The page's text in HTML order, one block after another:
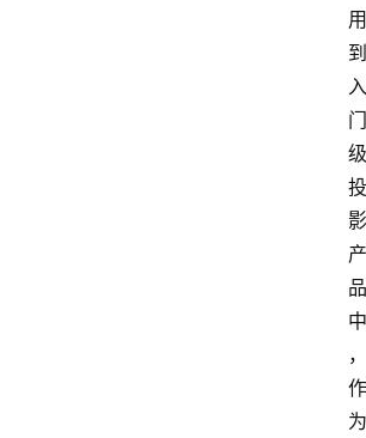
用
到
入
门
级
投
影
产
品
中
，
作
为